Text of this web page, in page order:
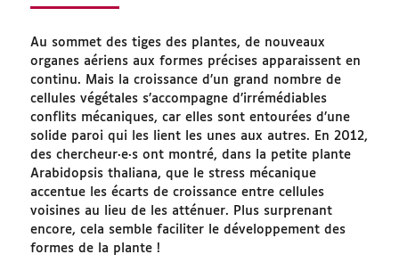
Au sommet des tiges des plantes, de nouveaux
organes aériens aux formes précises apparaissent en
continu. Mais la croissance d’un grand nombre de
cellules végétales s’accompagne d’irrémédiables
conflits mécaniques, car elles sont entourées d’une
solide paroi qui les lient les unes aux autres. En 2012,
des chercheur·e·s ont montré, dans la petite plante
Arabidopsis thaliana, que le stress mécanique
accentue les écarts de croissance entre cellules
voisines au lieu de les atténuer. Plus surprenant
encore, cela semble faciliter le développement des
formes de la plante !